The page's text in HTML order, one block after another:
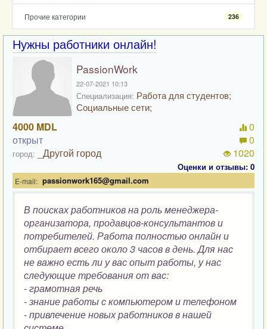
Прочие категории 236
Нужны работники онлайн!
PassionWork
22-07-2021 10:13
Специализация: Работа для студентов;
Социальные сети;
4000 MDL
открыт
город: _Другой город
0
0
1020
Оценки и отзывы: 0
E-mail: passionwork165@gmail.com
В поисках работников на роль менеджера-
организатора, продавцов-консультантов и
потребителей. Работа полностью онлайн и
отбирает всего около 3 часов в день. Для нас
не важно есть ли у вас опыт работы, у нас
следующие требования от вас:
- грамотная речь
- знание работы с компьютером и телефоном
- привлечение новых работников в нашей